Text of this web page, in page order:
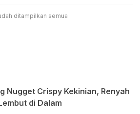
ditampilkan semua
Nugget Crispy Kekinian, Renyah
di Dalam